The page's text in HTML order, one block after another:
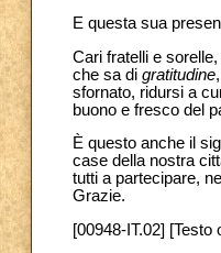
E questa sua
Cari fratelli e
che sa di gratitudine
sfornato, ridursi a
buono e fresco del
È questo anche il
case della nostra
tutti a partecipare,
Grazie.
[00948-IT.02] [Testo